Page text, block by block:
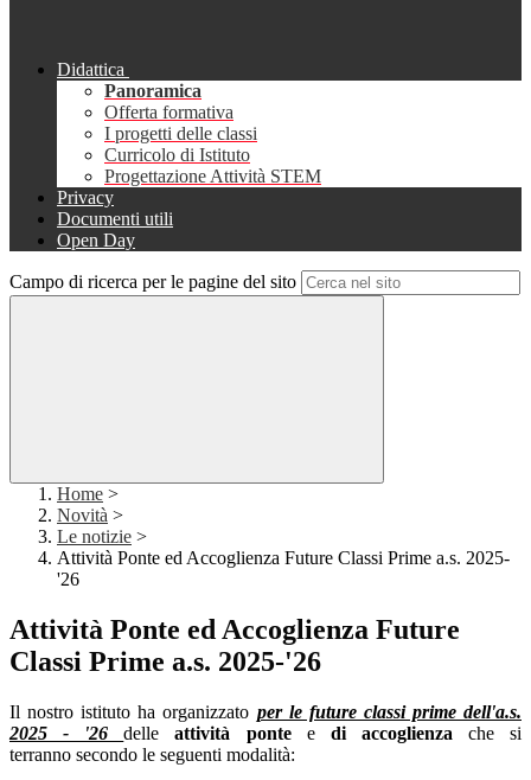
Didattica
Panoramica
Offerta formativa
I progetti delle classi
Curricolo di Istituto
Progettazione Attività STEM
Privacy
Documenti utili
Open Day
Campo di ricerca per le pagine del sito
Home >
Novità >
Le notizie >
Attività Ponte ed Accoglienza Future Classi Prime a.s. 2025-
'26
Attività Ponte ed Accoglienza Future
Classi Prime a.s. 2025-'26
Il nostro istituto ha organizzato per le future classi prime dell'a.s.
2025 - '26delleattività pontee di accoglienza che si
terranno secondo le seguenti modalità: